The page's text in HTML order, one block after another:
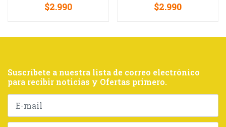
$2.990 $2.990
Suscríbete a nuestra lista de correo electrónico
para recibir noticias y Ofertas primero.